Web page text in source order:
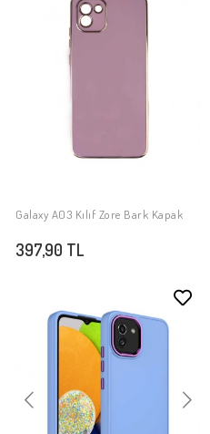
SEPETE EKLE
Galaxy A03 Kılıf Zore Bark Kapak
397,90 TL